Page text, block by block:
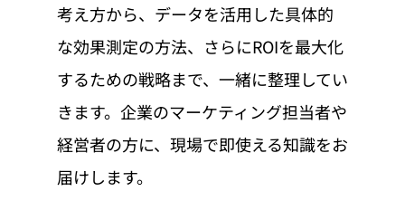
考え方から、データを活用した具体的
な効果測定の方法、さらにROIを最大化
するための戦略まで、一緒に整理してい
きます。企業のマーケティング担当者や
経営者の方に、現場で即使える知識をお
届けします。